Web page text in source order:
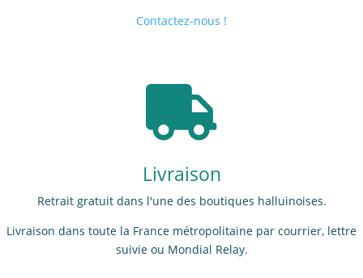
Contactez-nous !

Livraison
Retrait gratuit dans l'une des boutiques halluinoises.
Livraison dans toute la France métropolitaine par courrier, lettre
suivie ou Mondial Relay.